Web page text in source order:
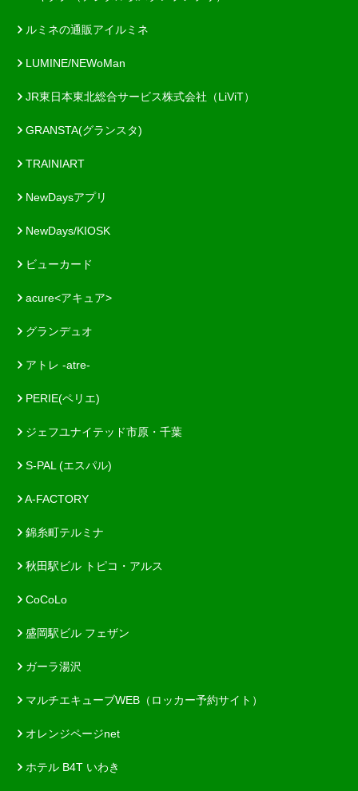
ルミネの通販アイルミネ
LUMINE/NEWoMan
JR東日本東北総合サービス株式会社（LiViT）
GRANSTA(グランスタ)
TRAINIART
NewDaysアプリ
NewDays/KIOSK
ビューカード
acure<アキュア>
グランデュオ
アトレ -atre-
PERIE(ペリエ)
ジェフユナイテッド市原・千葉
S-PAL (エスパル)
A-FACTORY
錦糸町テルミナ
秋田駅ビル トピコ・アルス
CoCoLo
盛岡駅ビル フェザン
ガーラ湯沢
マルチエキューブWEB（ロッカー予約サイト）
オレンジページnet
ホテル B4T いわき